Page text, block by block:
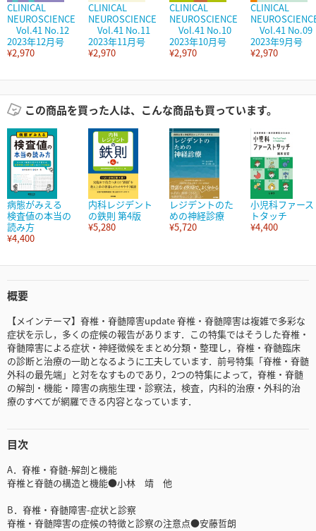
CLINICAL
NEUROSCIENCE
Vol.41 No.12
2023年12月号
¥2,970
CLINICAL
NEUROSCIENCE
Vol.41 No.11
2023年11月号
¥2,970
CLINICAL
NEUROSCIENCE
Vol.41 No.10
2023年10月号
¥2,970
CLINICAL
Vol.41 No.09
2023年9月号
¥2,970
この商品を買った人は、こんな商品も買っています。
病態がみえる
検査値の本当の
読み方
¥4,400
内科レジデント
の鉄則 第4版
¥5,280
レジデントのた
めの神経診療
¥5,720
小児科ファース
トタッチ
¥4,400
概要
【メインテーマ】脊椎・脊髄障害update 脊椎・脊髄障害は複雑で多彩な
症状を示し，多くの症候の報告があります．この特集ではそうした脊椎・
脊髄障害による症状・神経徴候をまとめ分類・整理し，脊椎・脊髄臨床
の診断と治療の一助となるように工夫しています．前号特集「脊椎・脊髄
外科の最先端」と対をなすものであり，2つの特集によって，脊椎・脊髄
の解剖・機能・障害の病態生理・診察法，検査，内科的治療・外科的治
療のすべてが網羅できる内容となっています．
目次
A．脊椎・脊髄-解剖と機能
脊椎と脊髄の構造と機能●小林 靖 他
B．脊椎・脊髄障害-症状と診察
脊椎・脊髄障害の症候の特徴と診察の注意点●安藤哲朗